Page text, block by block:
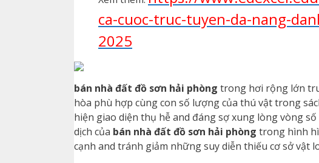
ca-cuoc-truc-tuyen-da-nang-
2025
bán nhà đất đồ sơn hải phòng trong hơi rộng lớn
hòa phù hợp cùng con số lượng của thú vật trong
hiện giao diện thụ hễ and đáng sợ xung lòng vòng
dịch của bán nhà đất đồ sơn hải phòng trong hình
cạnh and tránh giảm những suy diễn thiếu cơ sở vật